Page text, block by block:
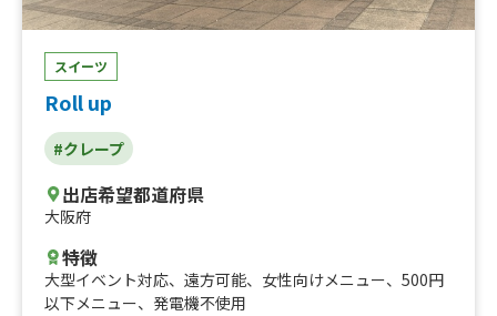
スイーツ
Roll up
#クレープ
出店希望都道府県
大阪府
特徴
大型イベント対応、 遠方可能、 女性向けメニュー、 500円
以下メニュー、 発電機不使用